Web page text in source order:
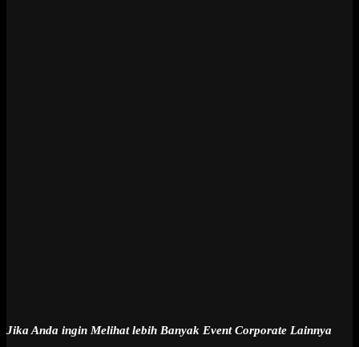
Jika Anda ingin Melihat lebih Banyak Event Corporate Lainnya